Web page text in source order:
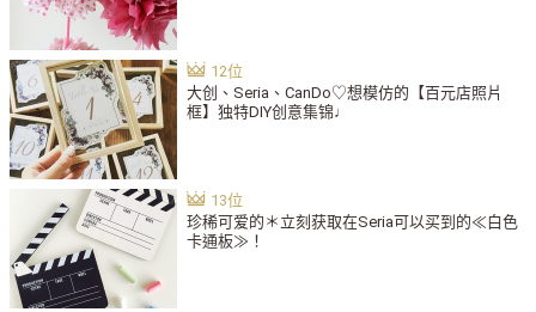
大创、Seria、CanDo♡想模仿的【百元店照片
框】独特DIY创意集锦♩
珍稀可爱的＊立刻获取在Seria可以买到的≪白色
卡通板≫！